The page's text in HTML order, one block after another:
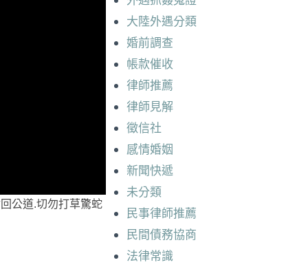
公道.切勿打草驚蛇
大陸外遇分類
婚前調查
帳款催收
律師推薦
律師見解
徵信社
感情婚姻
新聞快遞
未分類
民事律師推薦
民間債務協商
法律常識